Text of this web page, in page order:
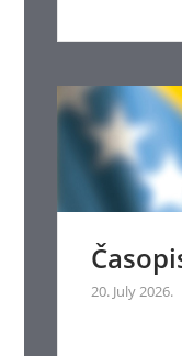
20. July 2026.